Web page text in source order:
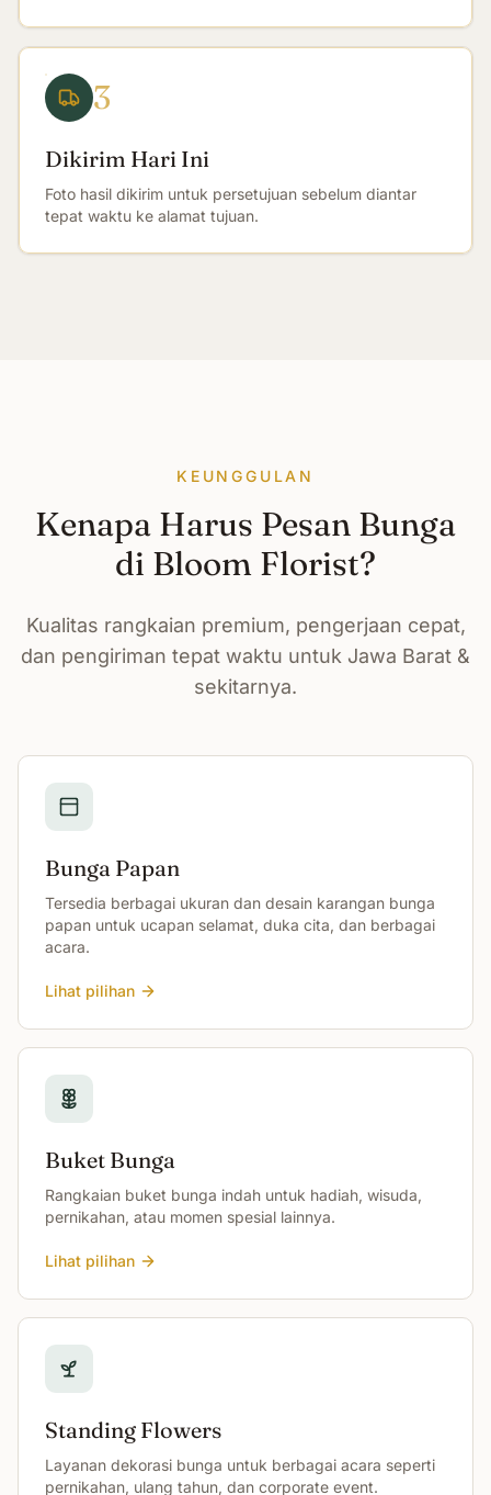
3
Dikirim Hari Ini
Foto hasil dikirim untuk persetujuan sebelum diantar
tepat waktu ke alamat tujuan.
KEUNGGULAN
Kenapa Harus Pesan Bunga
di Bloom Florist?
Kualitas rangkaian premium, pengerjaan cepat,
dan pengiriman tepat waktu untuk Jawa Barat &
sekitarnya.
Bunga Papan
Tersedia berbagai ukuran dan desain karangan bunga
papan untuk ucapan selamat, duka cita, dan berbagai
acara.
Lihat pilihan
Buket Bunga
Rangkaian buket bunga indah untuk hadiah, wisuda,
pernikahan, atau momen spesial lainnya.
Lihat pilihan
Standing Flowers
Layanan dekorasi bunga untuk berbagai acara seperti
pernikahan, ulang tahun, dan corporate event.